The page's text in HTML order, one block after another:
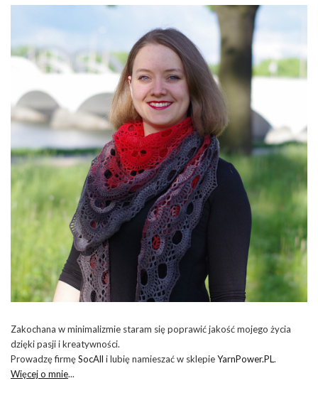
Zakochana w minimalizmie staram się poprawić jakość mojego życia
dzięki pasji i kreatywności.
Prowadzę firmęSocAll i lubię namieszać w sklepieYarnPower.PL.
Więcej o mnie...